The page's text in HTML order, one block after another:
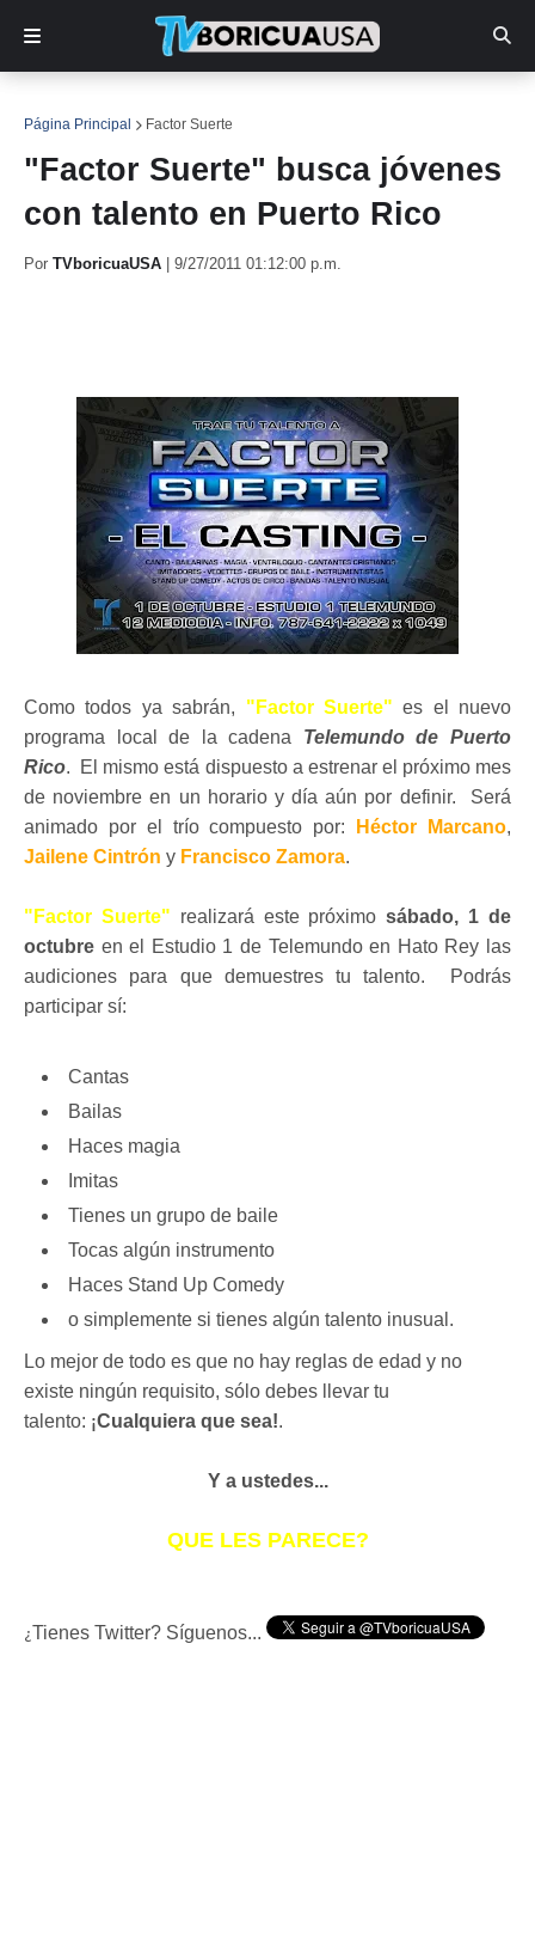
Página Principal Factor Suerte
"Factor Suerte" busca jóvenes
con talento en Puerto Rico
Por TVboricuaUSA 9/27/2011 01:12:00 p.m.
Como todos ya sabrán, "Factor Suerte" es el nuevo
programa local de la cadena Telemundo de Puerto
Rico. El mismo está dispuesto a estrenar el próximo mes
de noviembre en un horario y día aún por definir. Será
animado por el trío compuesto por:
Héctor Marcano,
Jailene Cintrón y Francisco Zamora.
"Factor Suerte" realizará este próximosábado, 1 de
octubre en el Estudio 1 de Telemundo en Hato Rey las
audiciones para que demuestres tu talento. Podrás
participar sí:
Cantas
Bailas
Haces magia
Imitas
Tienes un grupo de baile
Tocas algún instrumento
Haces Stand Up Comedy
o simplemente si tienes algún talento inusual.
Lo mejor de todo es que no hay reglas de edad y no
existe ningún requisito, sólo debes llevar tu
talento: ¡Cualquiera que sea!.
Y a ustedes...
QUE LES PARECE?
¿Tienes Twitter? Síguenos...